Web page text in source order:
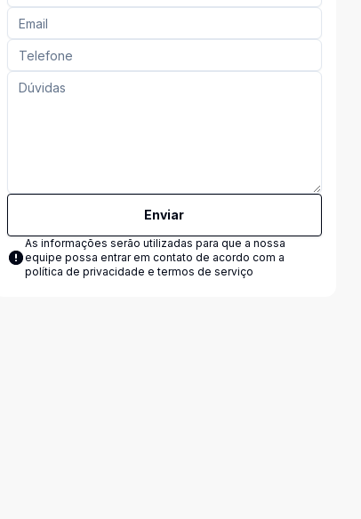
Enviar
As informações serão utilizadas para que a nossa
equipe possa entrar em contato de acordo com a
política de privacidade e termos de serviço